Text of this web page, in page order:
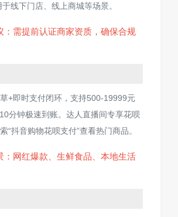
线下门店、线上商城等场景。
：需提前认证商家资质，确保合规
+即时支付闭环，支持500-19999元
分钟极速到账。达人直播间专享花呗
“抖音购物花呗支付”查看热门商品。
：网红爆款、生鲜食品、本地生活